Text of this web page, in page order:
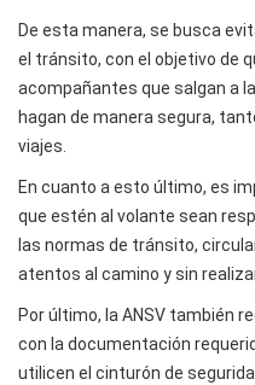
De esta manera, se busca
el tránsito, con el objetivo de
acompañantes que salgan a
hagan de manera segura,
viajes.
En cuanto a esto último, es
que estén al volante sean
las normas de tránsito,
atentos al camino y sin
Por último, la ANSV también
con la documentación
utilicen el cinturón de